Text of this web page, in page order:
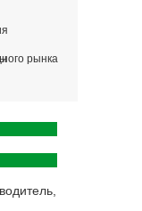
рынка